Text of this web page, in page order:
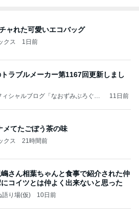
ャれた可愛いエコバッグ
クス 1日前
ラブルメーカー第1167回更新しまし
シャルブログ「なおずみぶろぐ」
11日前
メてたごぼう茶の味
クス 21時間前
さん相葉ちゃんと食事で紹介された仲
コイツとは仲よく出来ないと思った
語り場(仮) 10日前